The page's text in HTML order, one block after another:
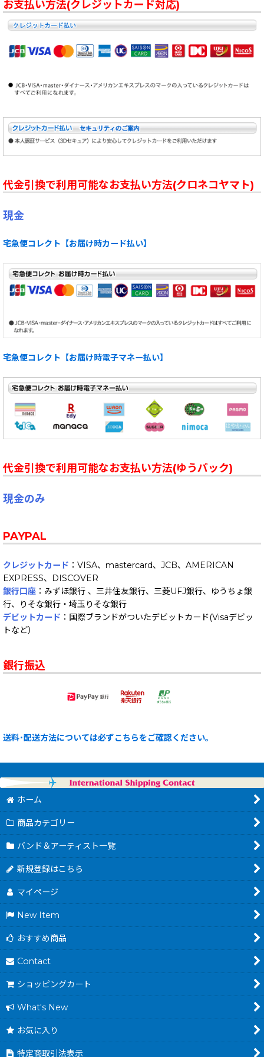
お支払い方法(クレジットカード対応)
代金引換で利用可能なお支払い方法(クロネコヤマト)
現金
宅急便コレクト【お届け時カード払い】
宅急便コレクト【お届け時電子マネー払い】
代金引換で利用可能なお支払い方法(ゆうパック)
現金のみ
PAYPAL
クレジットカード ：VISA、mastercard、JCB、AMERICAN
EXPRESS、DISCOVER
銀行口座 ：みずほ銀行 、三井住友銀行、三菱UFJ銀行、ゆうちょ銀
行、りそな銀行・埼玉りそな銀行
デビットカード ：国際ブランドがついたデビットカード(Visaデビッ
トなど）
銀行振込
送料･配送方法については必ずこちらをご確認ください。
ホーム
商品カテゴリー
バンド＆アーティスト一覧
新規登録はこちら
マイページ
New Item
おすすめ商品
Contact
ショッピングカート
What's New
お気に入り
特定商取引法表示